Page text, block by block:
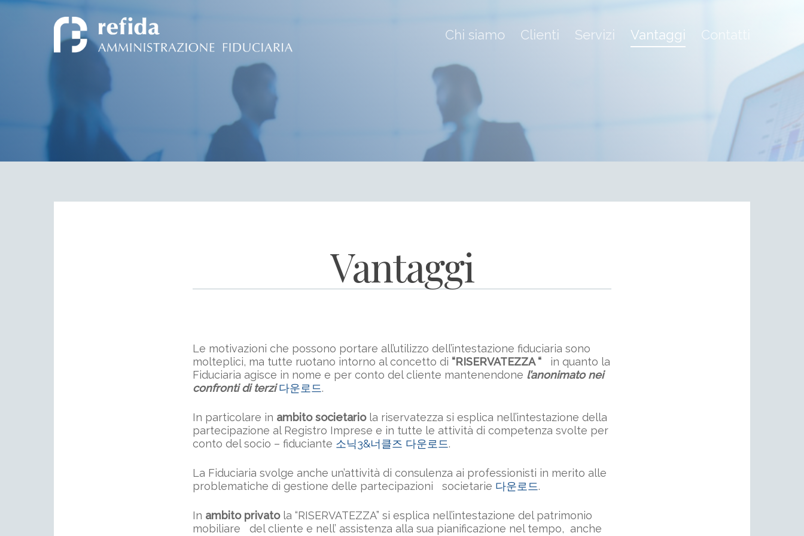
Chi siamo Clienti Servizi Vantaggi Contatti
Vantaggi
Le motivazioni che possono portare all’utilizzo dell’intestazione fiduciaria sono
molteplici, ma tutte ruotano intorno al concetto di “RISERVATEZZA “
in quanto la
Fiduciaria agisce in nome e per conto del cliente mantenendone l’anonimato nei
confronti di terzi 다운로드.
In particolare in ambito societariola riservatezza si esplica nell’intestazione della
partecipazione al Registro Imprese e in tutte le attività di competenza svolte per
conto del socio – fiduciante 소닉3&너클즈 다운로드.
La Fiduciaria svolge anche un’attività di consulenza ai professionisti in merito alle
problematiche di gestione delle partecipazioni societarie 다운로드.
In ambito privatola “RISERVATEZZA” si esplica nell’intestazione del patrimonio
mobiliare del cliente e nell’ assistenza alla sua pianificazione nel tempo, anche